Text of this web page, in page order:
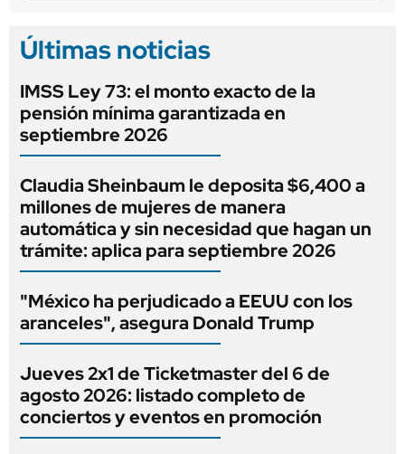
Últimas noticias
IMSS Ley 73: el monto exacto de la
pensión mínima garantizada en
septiembre 2026
Claudia Sheinbaum le deposita $6,400 a
millones de mujeres de manera
automática y sin necesidad que hagan un
trámite: aplica para septiembre 2026
"México ha perjudicado a EEUU con los
aranceles", asegura Donald Trump
Jueves 2x1 de Ticketmaster del 6 de
agosto 2026: listado completo de
conciertos y eventos en promoción